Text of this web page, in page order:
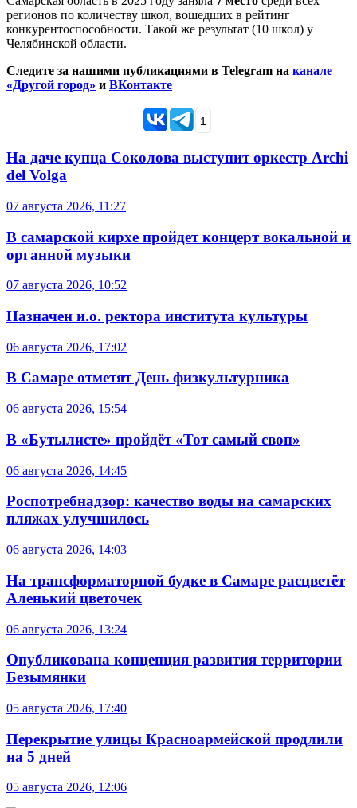
регионов по количеству школ, вошедших в рейтинг
конкурентоспособности. Такой же результат (10 школ) у
Челябинской области.
Следите за нашими публикациями в Telegram на канале
«Другой город» и ВКонтакте
1
На даче купца Соколова выступит оркестр Archi
del Volga
07 августа 2026, 11:27
В самарской кирхе пройдет концерт вокальной и
органной музыки
07 августа 2026, 10:52
Назначен и.о. ректора института культуры
06 августа 2026, 17:02
В Самаре отметят День физкультурника
06 августа 2026, 15:54
В «Бутылисте» пройдёт «Тот самый своп»
06 августа 2026, 14:45
Роспотребнадзор: качество воды на самарских
пляжах улучшилось
06 августа 2026, 14:03
На трансформаторной будке в Самаре расцветёт
Аленький цветочек
06 августа 2026, 13:24
Опубликована концепция развития территории
Безымянки
05 августа 2026, 17:40
Перекрытие улицы Красноармейской продлили
на 5 дней
05 августа 2026, 12:06